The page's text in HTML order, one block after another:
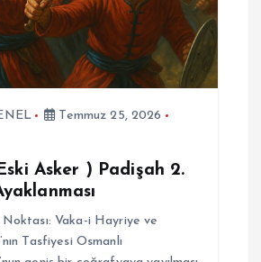
Temmuz 25, 2026
Asker ) Padişah 2.
Noktası: Vaka-i Hayriye ve
Tasfiyesi Osmanlı